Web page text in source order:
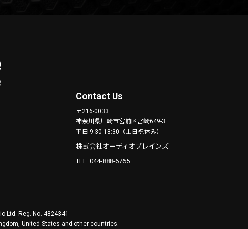
Contact Us
〒216-0033
神奈川県川崎市宮前区宮崎649-3
平日 9:30-18:30（土日祝休み）
株式会社オーディオブレインズ
TEL. 044-888-6765
Ltd. Reg. No. 4824341
United States and other countries.